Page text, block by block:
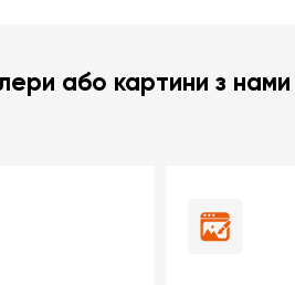
або картини з нами